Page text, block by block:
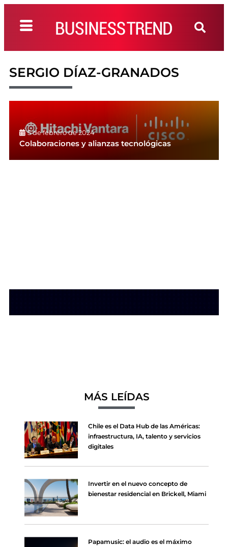
SERGIO DÍAZ-GRANADOS
5 de febrero de 2024
Colaboraciones y alianzas tecnológicas
MÁS LEÍDAS
Chile es el Data Hub de las Américas:
infraestructura, IA, talento y servicios
digitales
Invertir en el nuevo concepto de
bienestar residencial en Brickell, Miami
Papamusic: el audio es el máximo